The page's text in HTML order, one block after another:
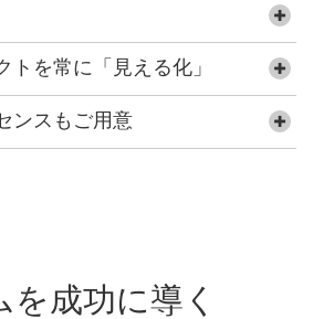
トを常に「見える化」
ンスもご用意
を成功に導く